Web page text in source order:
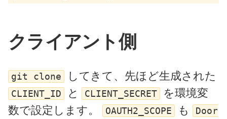
クライアント側
git clone してきて、先ほど生成された
CLIENT_ID と CLIENT_SECRET を環境変
数で設定します。
OAUTH2_SCOPE も
Door